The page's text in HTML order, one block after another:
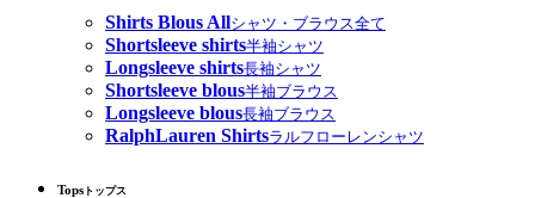
Shirts Blous Allシャツ・ブラウス全て
Shortsleeve shirts半袖シャツ
Longsleeve shirts長袖シャツ
Shortsleeve blous半袖ブラウス
Longsleeve blous長袖ブラウス
RalphLauren Shirtsラルフローレンシャツ
Tops トップス